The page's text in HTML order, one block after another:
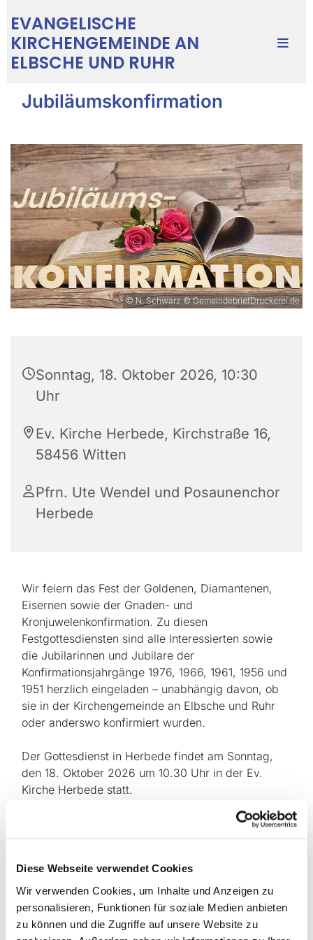
Diese Webseite verwendet Cookies
Wir verwenden Cookies, um Inhalte und Anzeigen zu
personalisieren, Funktionen für soziale Medien anbieten
zu können und die Zugriffe auf unsere Website zu
EVANGELISCHE
KIRCHENGEMEINDE AN
ELBSCHE UND RUHR
Jubiläumskonfirmation
© N. Schwarz © GemeindebriefDruckerei.de
Sonntag, 18. Oktober 2026, 10:30
Uhr
Ev. Kirche Herbede, Kirchstraße 16,
58456 Witten
Pfrn. Ute Wendel und Posaunenchor
Herbede
Wir feiern das Fest der Goldenen, Diamantenen,
Eisernen sowie der Gnaden- und
Kronjuwelenkonfirmation. Zu diesen
Festgottesdiensten sind alle Interessierten sowie
die Jubilarinnen und Jubilare der
Konfirmationsjahrgänge 1976, 1966, 1961, 1956 und
1951 herzlich eingeladen – unabhängig davon, ob
sie in der Kirchengemeinde an Elbsche und Ruhr
oder anderswo konfirmiert wurden.
Der Gottesdienst in Herbede findet am Sonntag,
den 18. Oktober 2026 um 10.30 Uhr in der Ev.
Kirche Herbede statt.
Alle Jubilar*innen treffen sich an dem Tag bereits
um 10.45 Uhr im Markus-Zentrum. Nach dem
Gottesdienst gibt es dort ein Mittagessen.
Anmeldung Herbede: Tel. 02302 73313
oder
kerstin.dellmann@kirche-hawi.de
Achtung: